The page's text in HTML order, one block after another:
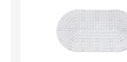
Надіслати